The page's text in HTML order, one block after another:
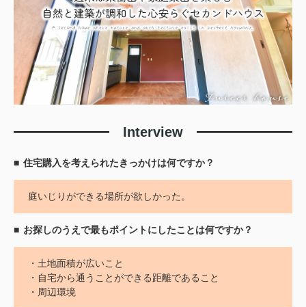
Interview
住宅購入を考えられたきっかけは何ですか？
庭いじりができる場所が欲しかった。
お探しのうえで最もポイントにしたことは何ですか？
・土地面積が広いこと
・自宅から通うことができる距離であること
・周辺環境